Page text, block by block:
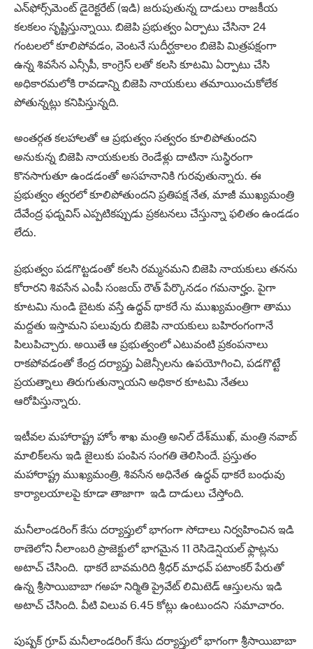
ఎన్‌ఫోర్స్‌మెంట్‌ డైరెక్టరేట్‌ (ఇడి) జరుపుతున్న దాడులు రాజకీయ
కలకలం సృష్టిస్తున్నాయి. బిజెపి ప్రభుత్వం ఏర్పాటు చేసినా 24
గంటలలో కూలిపోవడం, వెంటనే సుదీర్ఘకాలం బిజెపి మిత్రపక్షంగా
ఉన్న శివసేన ఎన్సీపీ, కాంగ్రెస్ లతో కలసి కూటమి ఏర్పాటు చేసి
అధికారమలోకి రావడాన్ని బిజెపి నాయకులు తమాయించుకోలేక
పోతున్నట్లు కనిపిస్తున్నది.
అంతర్గత కలహాలతో ఆ ప్రభుత్వం సత్వరం కూలిపోతుందని
అనుకున్న బిజెపి నాయకులకు రెండేళ్లు దాటినా సుస్థిరంగా
కొనసాగుతూ ఉండడంతో అసహనానికి గురవుతున్నారు. ఈ
ప్రభుత్వం త్వరలో కూలిపోతుందని ప్రతిపక్ష నేత, మాజీ ముఖ్యమంత్రి
దేవేంద్ర ఫడ్నవిస్ ఎప్పటికప్పుడు ప్రకటనలు చేస్తున్నా ఫలితం ఉండడం
లేదు.
ప్రభుత్వం పడగొట్టడంతో కలసి రమ్మనమని బిజెపి నాయకులు తనను
కోరారని శివసేన ఎంపీ సంజయ్ రౌత్ పేర్కొనడం గమనార్హం. పైగా
కూటమి నుండి బైటకు వస్తే ఉద్ధవ్ థాకరే ను ముఖ్యమంత్రిగా తాము
మద్దతు ఇస్తామని పలువురు బిజెపి నాయకులు బహిరంగంగానే
పిలుపిచ్చారు. అయితే ఆ ప్రభుత్వంలో ఎటువంటి ప్రకంపనాలు
రాకపోవడంతో కేంద్ర దర్యాప్తు ఏజెన్సీలను ఉపయోగించి, పడగొట్టే
ప్రయత్నాలు తిరుగుతున్నాయని అధికార కూటమి నేతలు
ఆరోపిస్తున్నారు.
ఇటీవల మహారాష్ట్ర హోం శాఖ మంత్రి అనిల్‌ దేశ్‌ముఖ్‌, మంత్రి నవాబ్‌
మాలిక్‌లను ఇడి జైలుకు పంపిన సంగతి తెలిసిందే. ప్రస్తుతం
మహారాష్ట్ర ముఖ్యమంత్రి, శివసేన అధినేత ఉద్ధవ్‌ థాకరే బంధువు
కార్యాలయాలపై కూడా తాజాగా ఇడి దాడులు చేస్తోంది.
మనీలాండరింగ్‌ కేసు దర్యాప్తులో భాగంగా సోదాలు నిర్వహించిన ఇడి
ఠాణెలోని నీలాంబరి ప్రాజెక్టులో భాగమైన 11 రెసిడెన్షియల్‌ ఫ్లాట్లను
అటాచ్‌ చేసింది. థాకరే బావమరిది శ్రీధర్‌ మాధవ్‌ పటాంకర్‌ పేరుతో
ఉన్న శ్రీసాయిబాబా గఅహ నిర్మితి ప్రైవేట్‌ లిమిటెడ్‌ ఆస్తులను ఇడి
అటాచ్‌ చేసింది. వీటి విలువ 6.45 కోట్లు ఉంటుందని సమాచారం.
పుష్పక్‌ గ్రూప్‌ మనీలాండరింగ్‌ కేసు దర్యాప్తులో భాగంగా శ్రీసాయిబాబా